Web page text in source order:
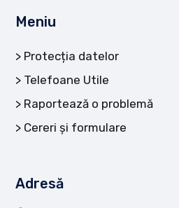
Meniu
Protecția datelor
Telefoane Utile
Raportează o problemă
Cereri și formulare
Adresă